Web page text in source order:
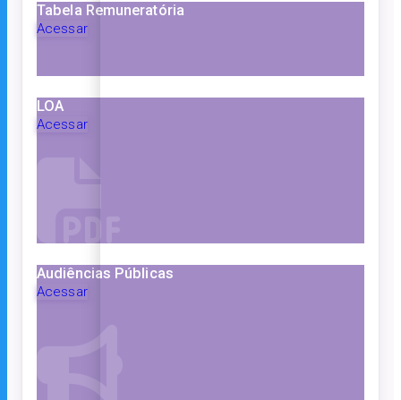
Tabela Remuneratória
Acessar
LOA
Acessar
Audiências Públicas
Acessar